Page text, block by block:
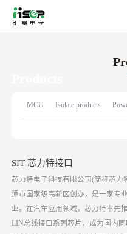
MCU Isolate products
SIT 芯力特接口
芯力特电子科技有限公司(简称芯力
潭市国家级高新区创办，是一家专
业。在汽车应用领域，芯力特率先
LIN总线接口系列芯片，成为国内